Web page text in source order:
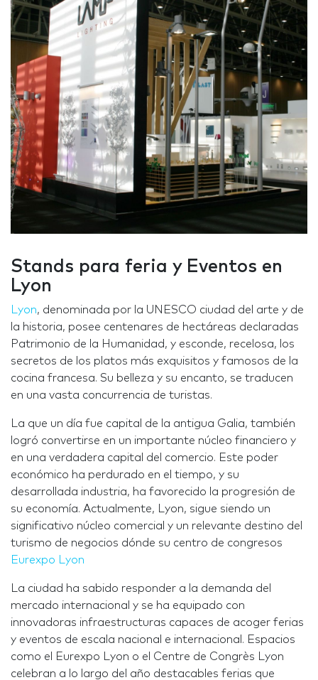
Stands para feria y Eventos en
Lyon
Lyon, denominada por la UNESCO ciudad del arte y de
la historia, posee centenares de hectáreas declaradas
Patrimonio de la Humanidad, y esconde, recelosa, los
secretos de los platos más exquisitos y famosos de la
cocina francesa. Su belleza y su encanto, se traducen
en una vasta concurrencia de turistas.
La que un día fue capital de la antigua Galia, también
logró convertirse en un importante núcleo financiero y
en una verdadera capital del comercio. Este poder
económico ha perdurado en el tiempo, y su
desarrollada industria, ha favorecido la progresión de
su economía. Actualmente, Lyon, sigue siendo un
significativo núcleo comercial y un relevante destino del
turismo de negocios dónde su centro de congresos
Eurexpo Lyon
La ciudad ha sabido responder a la demanda del
mercado internacional y se ha equipado con
innovadoras infraestructuras capaces de acoger ferias
y eventos de escala nacional e internacional. Espacios
como el Eurexpo Lyon o el Centre de Congrès Lyon
celebran a lo largo del año destacables ferias que